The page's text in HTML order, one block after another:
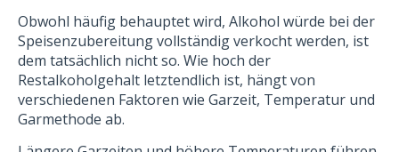
Obwohl häufig behauptet wird, Alkohol würde bei der
Speisenzubereitung vollständig verkocht werden, ist
dem tatsächlich nicht so. Wie hoch der
Restalkoholgehalt letztendlich ist, hängt von
verschiedenen Faktoren wie Garzeit, Temperatur und
Garmethode ab.